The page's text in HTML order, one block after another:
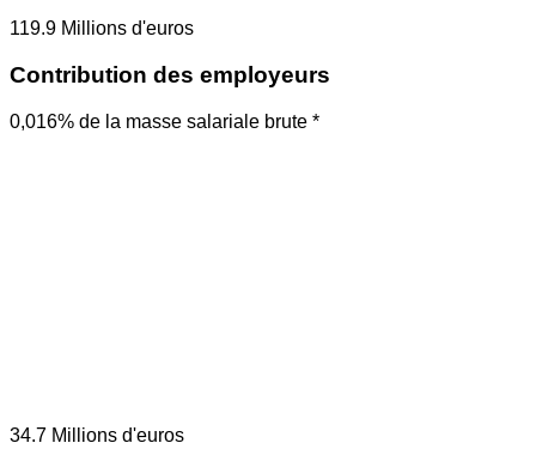
119.9 Millions d'euros
Contribution des employeurs
0,016% de la masse salariale brute *
34.7 Millions d'euros